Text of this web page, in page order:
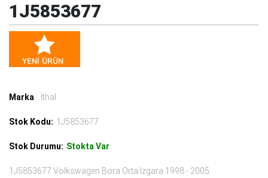
1J5853677
Marka : İthal
Stok Kodu: 1J5853677
Stok Durumu: Stokta Var
1J5853677 Volkswagen Bora Orta Izgara 1998 - 2005